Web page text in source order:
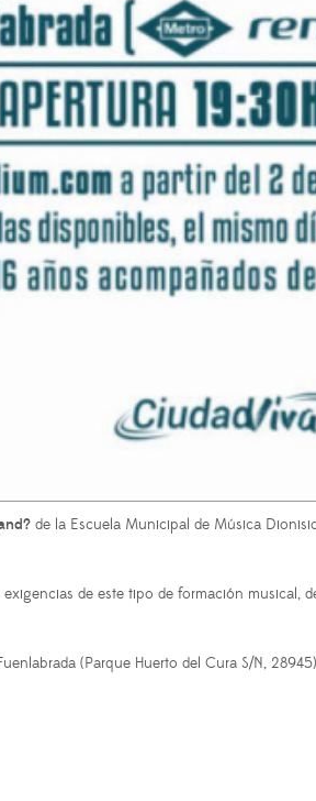
de la Escuela Municipal de Música
de este tipo de formación musical,
(Parque Huerto del Cura S/N, 28945)